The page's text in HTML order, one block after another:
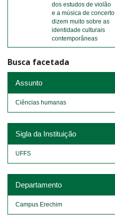
dos estudos de violão
e a música de concerto
dizem muito sobre as
identidade culturais
contemporâneas
Busca facetada
Assunto
Ciências humanas
Sigla da Instituição
UFFS
Departamento
Campus Erechim